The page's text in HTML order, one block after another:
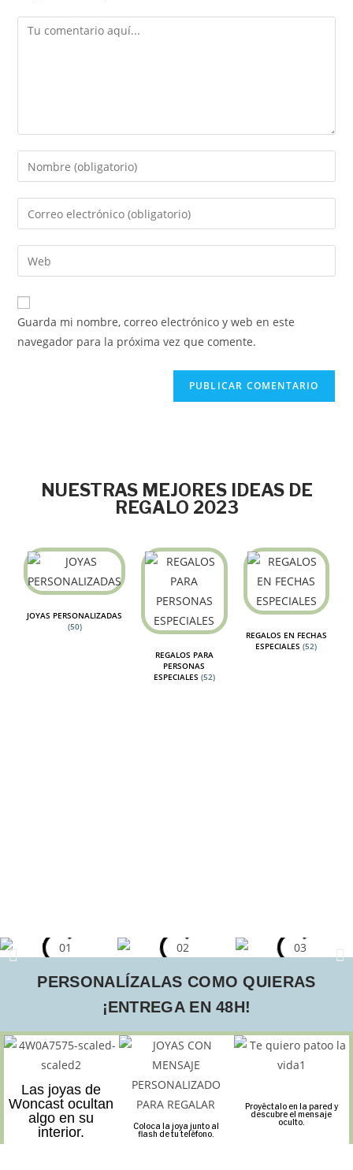
Guarda mi nombre, correo electrónico y web en este
navegador para la próxima vez que comente.
NUESTRAS MEJORES IDEAS DE
REGALO 2023
JOYAS PERSONALIZADAS
(50)
REGALOS PARA
PERSONAS
ESPECIALES (52)
REGALOS EN FECHAS
ESPECIALES(52)
PERSONALÍZALAS COMO QUIERAS
¡ENTREGA EN 48H!
Las joyas de
Woncast ocultan
algo en su
interior.
Coloca la joya junto al
flash de tu teléfono.
Proyéctalo en la pared y
descubre el mensaje
oculto.